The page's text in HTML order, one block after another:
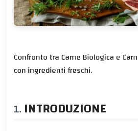
Confronto tra Carne Biologica e
con ingredienti freschi.
INTRODUZIONE